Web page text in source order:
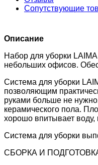
Сопутствующие
Описание
Набор для уборки
небольших офисов.
Система для уборки
позволяющим
руками больше не
керамического пола.
хорошо впитывает воду,
Система для уборки
СБОРКА И